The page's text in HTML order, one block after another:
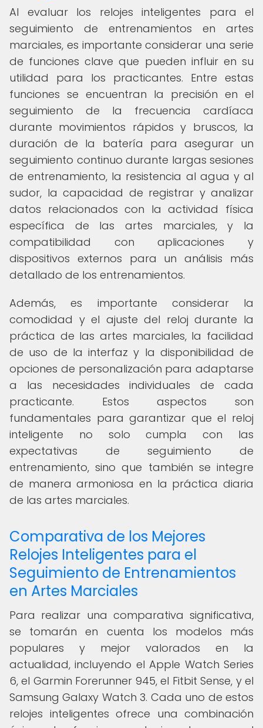
Al evaluar los relojes inteligentes para el
seguimiento de entrenamientos en artes
marciales, es importante considerar una serie
de funciones clave que pueden influir en su
utilidad para los practicantes. Entre estas
funciones se encuentran la precisión en el
seguimiento de la frecuencia cardíaca
durante movimientos rápidos y bruscos, la
duración de la batería para asegurar un
seguimiento continuo durante largas sesiones
de entrenamiento, la resistencia al agua y al
sudor, la capacidad de registrar y analizar
datos relacionados con la actividad física
específica de las artes marciales, y la
compatibilidad con aplicaciones y
dispositivos externos para un análisis más
detallado de los entrenamientos.
Además, es importante considerar la
comodidad y el ajuste del reloj durante la
práctica de las artes marciales, la facilidad
de uso de la interfaz y la disponibilidad de
opciones de personalización para adaptarse
a las necesidades individuales de cada
practicante. Estos aspectos son
fundamentales para garantizar que el reloj
inteligente no solo cumpla con las
expectativas de seguimiento de
entrenamiento, sino que también se integre
de manera armoniosa en la práctica diaria
de las artes marciales.
Comparativa de los Mejores
Relojes Inteligentes para el
Seguimiento de Entrenamientos
en Artes Marciales
Para realizar una comparativa significativa,
se tomarán en cuenta los modelos más
populares y mejor valorados en la
actualidad, incluyendo el Apple Watch Series
6, el Garmin Forerunner 945, el Fitbit Sense, y el
Samsung Galaxy Watch 3. Cada uno de estos
relojes inteligentes ofrece una combinación